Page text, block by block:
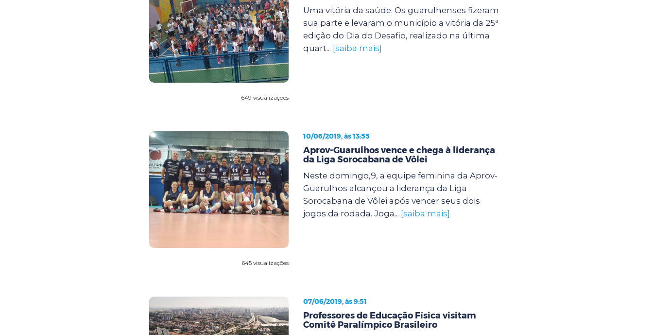
649 visualizações
Uma vitória da saúde. Os guarulhenses fizeram
sua parte e levaram o município a vitória da 25ª
edição do Dia do Desafio, realizado na última
quart... [saiba mais]
645 visualizações
10/06/2019, às 13:55
Aprov-Guarulhos vence e chega à liderança
da Liga Sorocabana de Vôlei
Neste domingo,9, a equipe feminina da Aprov-
Guarulhos alcançou a liderança da Liga
Sorocabana de Vôlei após vencer seus dois
jogos da rodada. Joga... [saiba mais]
07/06/2019, às 9:51
Professores de Educação Física visitam
Comitê Paralímpico Brasileiro